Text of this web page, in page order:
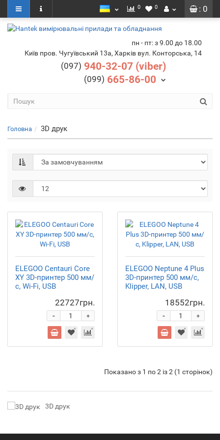
: 0
0 0
пн - пт: з 9.00 до 18.00
Київ пров. Чугуївський 13а, Харків вул. Конторська, 14
(097) 940-32-07 (viber)
(099) 665-86-00
Головна 3D друк
ELEGOO Centauri Core
XY 3D-принтер 500 мм/
с, Wi-Fi, USB
22727грн.
+
-
ELEGOO Neptune 4 Plus
3D-принтер 500 мм/с,
Klipper, LAN, USB
18552грн.
+
-
Показано з 1 по 2 із 2 (1 сторінок)
3D друк